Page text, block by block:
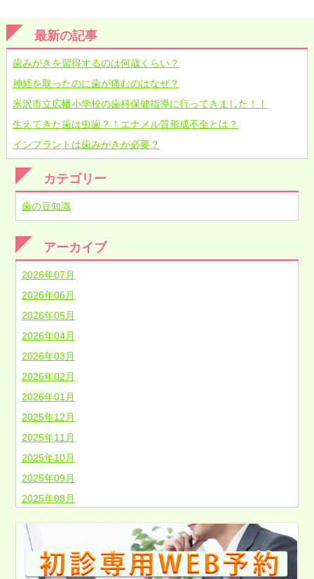
最新の記事
歯みがきを習得するのは何歳くらい？
神経を取ったのに歯が痛むのはなぜ？
米沢市立広幡小学校の歯科保健指導に行ってきました！！
生えてきた歯は虫歯？！エナメル質形成不全とは？
インプラントは歯みがきが必要？
カテゴリー
歯の豆知識
アーカイブ
2026年07月
2026年06月
2026年05月
2026年04月
2026年03月
2026年02月
2026年01月
2025年12月
2025年11月
2025年10月
2025年09月
2025年08月
2025年06月
2025年05月